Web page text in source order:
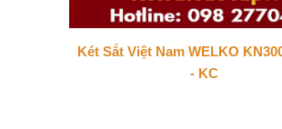
Két Sắt Việt Nam WELKO
- KC